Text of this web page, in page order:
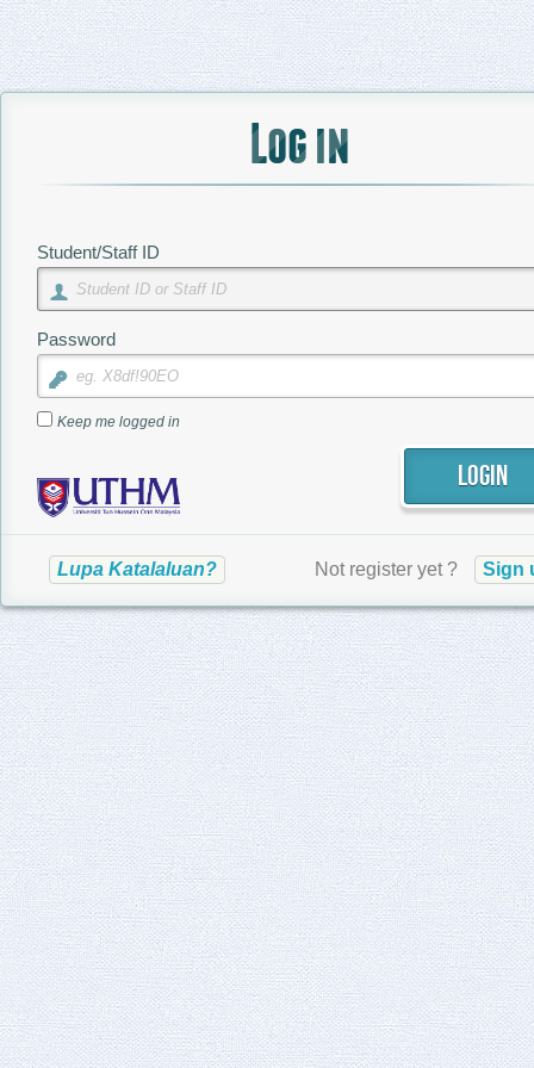
Log in
Student/Staff ID
Password
Keep me logged in
Login
Lupa Katalaluan? Not register yet ? Sign
Pelajar
Staff
Staff ID / Matrik
Nama Pengguna
Katalaluan
Pengesahan Katalaluan
Sign up
Go and